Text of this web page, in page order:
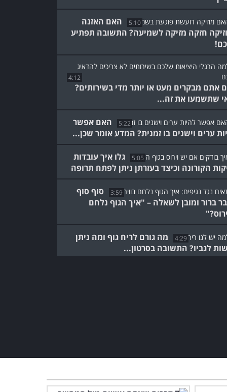
5:10
האם האזנה
חזקה מזיקה לשמיעה? התשובה תפתיע
4:12
אתם מבקרים מעט או יותר מדי בשירותים?
שתשמעו את זה...
5:22
האם אפשר
ערים וישנים בו זמנית? המדע אומר שכן...
5:05
גלו איך עובדות
הקורונה וכיצד בעזרתן ניתן לפתח תרופה
3:59
סוף סוף
ברור ומובן לשאלה – "איך הגוף נלחם
4:29
מה גורם לריח גוף ומה ניתן
לגביו? התשובה בסרטון...
וירקות עם כתמים עליהם?